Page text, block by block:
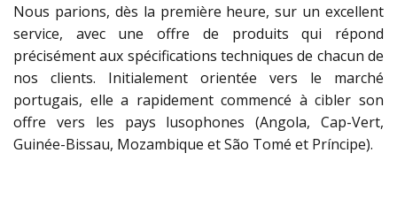
Nous parions, dès la première heure, sur un excellent
service, avec une offre de produits qui répond
précisément aux spécifications techniques de chacun de
nos clients. Initialement orientée vers le marché
portugais, elle a rapidement commencé à cibler son
offre vers les pays lusophones (Angola, Cap-Vert,
Guinée-Bissau, Mozambique et São Tomé et Príncipe).